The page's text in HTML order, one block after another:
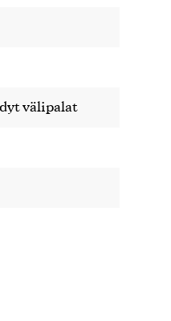
välipalat